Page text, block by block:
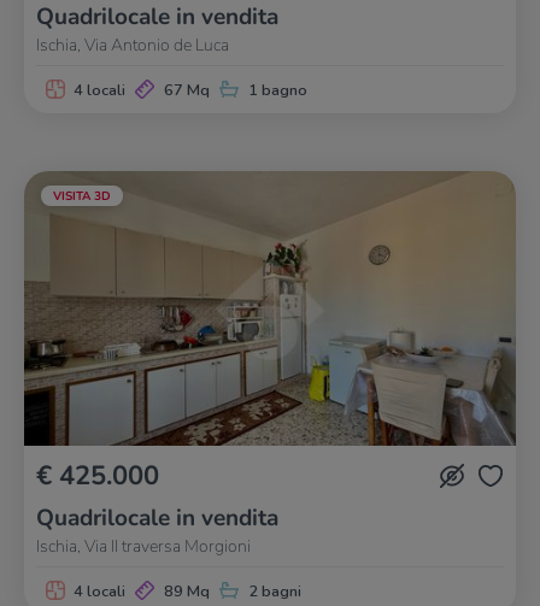
Quadrilocale in vendita
Ischia, Via Antonio de Luca
4 locali 67 Mq 1 bagno
VISITA 3D
€ 425.000
Quadrilocale in vendita
Ischia, Via II traversa Morgioni
4 locali 89 Mq 2 bagni